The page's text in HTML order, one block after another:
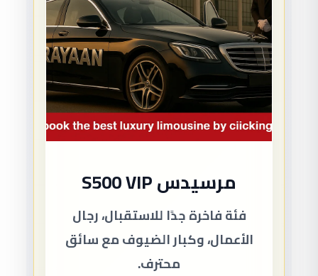
مرسيدس S500 VIP
فئة فاخرة جدًا للاستقبال، رجال
الأعمال، وكبار الضيوف مع سائق
محترف.